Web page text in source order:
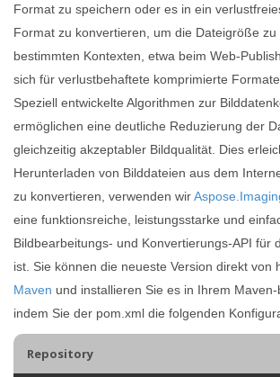
Format zu speichern oder es in ein
Format zu konvertieren, um die Dateigröße zu
bestimmten Kontexten, etwa beim Web-
sich für verlustbehaftete komprimierte
Speziell entwickelte Algorithmen zur
ermöglichen eine deutliche Reduzierung der
gleichzeitig akzeptabler Bildqualität. Dies
Herunterladen von Bilddateien aus dem
zu konvertieren, verwenden wir
eine funktionsreiche, leistungsstarke und
Bildbearbeitungs- und Konvertierungs-API für
ist. Sie können die neueste Version direkt von
Maven und installieren Sie es in Ihrem Maven-
indem Sie der pom.xml die folgenden
Repository